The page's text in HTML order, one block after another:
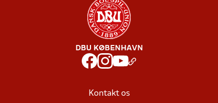
DBU KØBENHAVN
Kontakt os